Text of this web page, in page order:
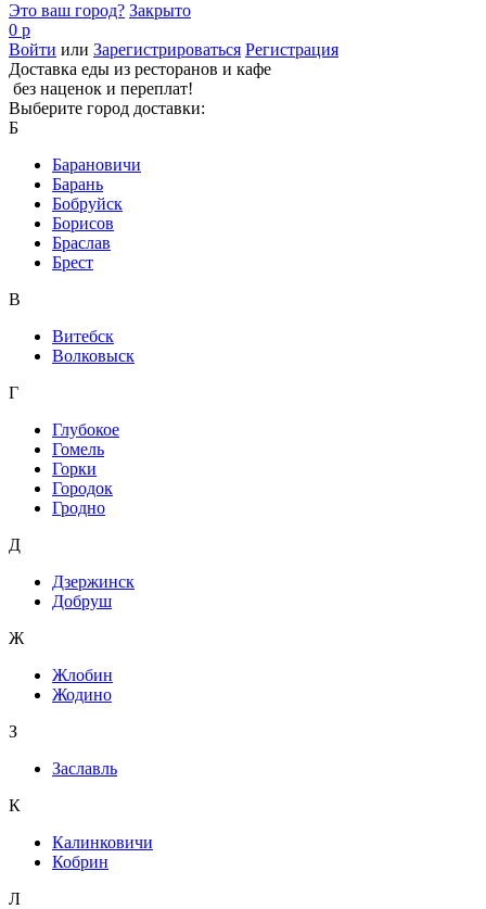
Это ваш город? Закрыто
0 р
Войти или Зарегистрироваться Регистрация
Доставка еды из ресторанов и кафе
без наценок и переплат!
Выберите город доставки:
Б
Барановичи
Барань
Бобруйск
Борисов
Браслав
Брест
В
Витебск
Волковыск
Г
Глубокое
Гомель
Горки
Городок
Гродно
Д
Дзержинск
Добруш
Ж
Жлобин
Жодино
З
Заславль
К
Калинковичи
Кобрин
Л